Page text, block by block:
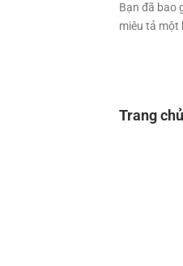
Bạn đã bao
miêu tả một
Trang chủ